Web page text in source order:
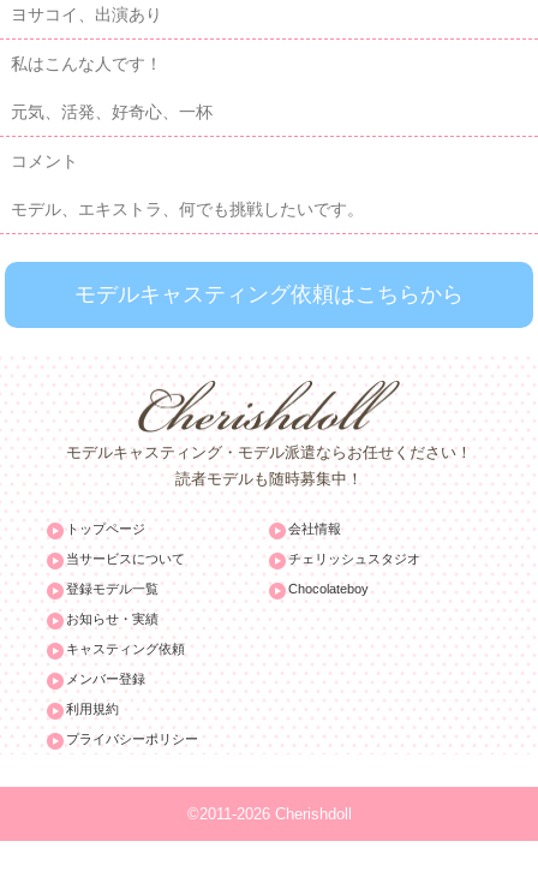
ヨサコイ、出演あり
私はこんな人です！
元気、活発、好奇心、一杯
コメント
モデル、エキストラ、何でも挑戦したいです。
モデルキャスティング依頼はこちらから
モデルキャスティング・モデル派遣ならお任せください！
読者モデルも随時募集中！
トップページ
当サービスについて
登録モデル一覧
お知らせ・実績
キャスティング依頼
メンバー登録
利用規約
プライバシーポリシー
会社情報
チェリッシュスタジオ
Chocolateboy
©2011-2026 Cherishdoll